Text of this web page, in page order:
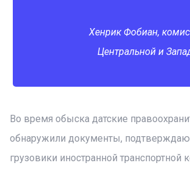
Хенрик Фобиан,
Центральной и
Во время обыска датские
обнаружили документы,
грузовики иностранной транспортной